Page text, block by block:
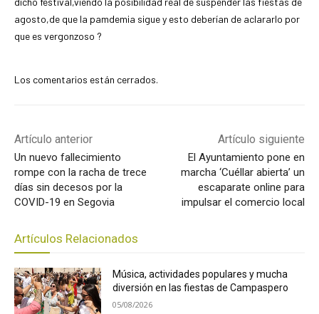
agosto,de que la pamdemia sigue y esto deberían de aclararlo por
que es vergonzoso ?
Los comentarios están cerrados.
Artículo anterior
Un nuevo fallecimiento
rompe con la racha de trece
días sin decesos por la
COVID-19 en Segovia
Artículo siguiente
El Ayuntamiento pone en
marcha ‘Cuéllar abierta’ un
escaparate online para
impulsar el comercio local
Artículos Relacionados
Música, actividades populares y mucha
diversión en las fiestas de Campaspero
05/08/2026